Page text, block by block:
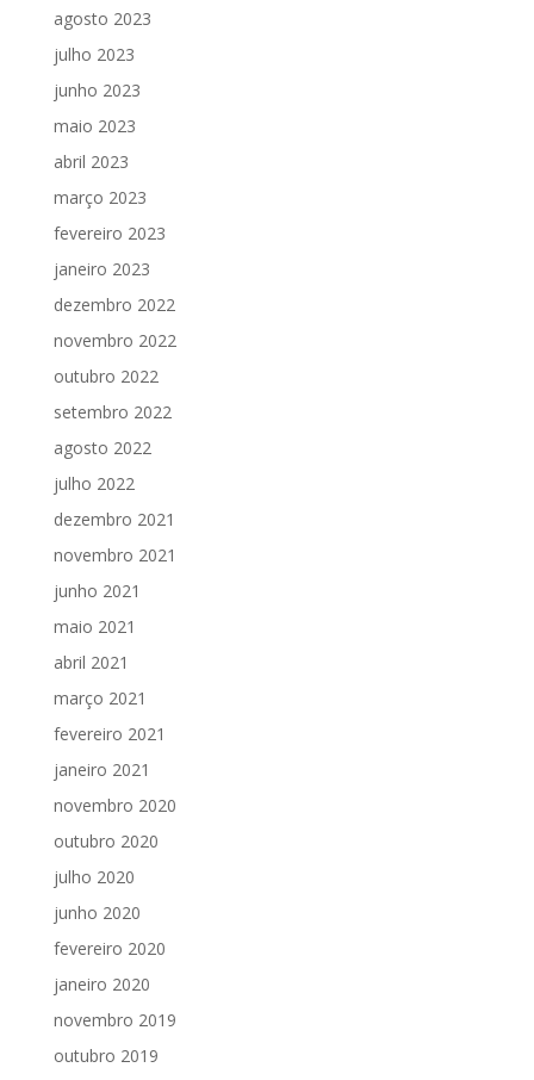
agosto 2023
julho 2023
junho 2023
maio 2023
abril 2023
março 2023
fevereiro 2023
janeiro 2023
dezembro 2022
novembro 2022
outubro 2022
setembro 2022
agosto 2022
julho 2022
dezembro 2021
novembro 2021
junho 2021
maio 2021
abril 2021
março 2021
fevereiro 2021
janeiro 2021
novembro 2020
outubro 2020
julho 2020
junho 2020
fevereiro 2020
janeiro 2020
novembro 2019
outubro 2019